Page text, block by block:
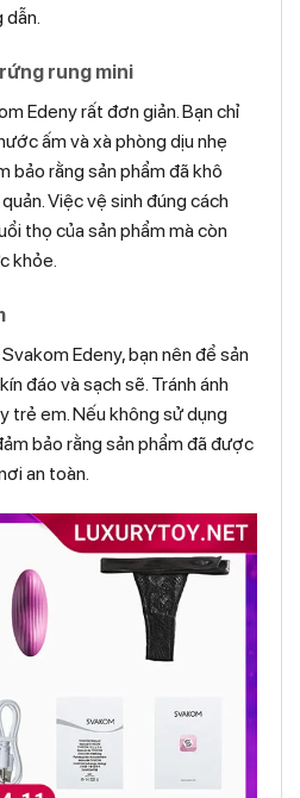
dẫn.
rung mini
Edeny rất đơn giản. Bạn chỉ
ấm và xà phòng dịu nhẹ
bảo rằng sản phẩm đã khô
Việc vệ sinh đúng cách
thọ của sản phẩm mà còn
khỏe.
Edeny, bạn nên để sản
đáo và sạch sẽ. Tránh ánh
trẻ em. Nếu không sử dụng
bảo rằng sản phẩm đã được
an toàn.